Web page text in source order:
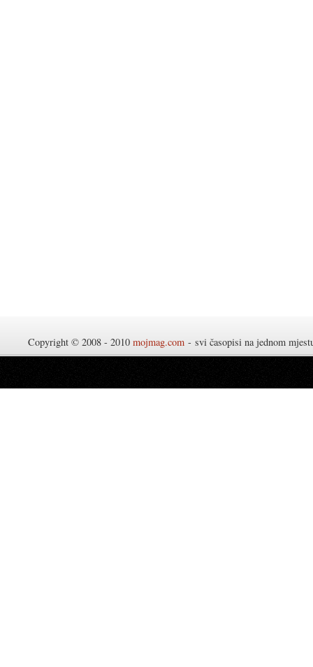
Copyright © 2008 - 2010 mojmag.com - svi časopisi na jednom